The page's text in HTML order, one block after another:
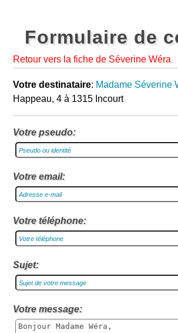
Formulaire de
Retour vers la fiche de Séverine Wéra
Votre destinataire: Madame Séverine
Happeau, 4 à 1315 Incourt
Votre pseudo:
Votre email:
Votre téléphone:
Sujet:
Votre message: